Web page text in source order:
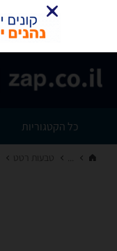
כל הקטגוריות
טבעות רטט‏